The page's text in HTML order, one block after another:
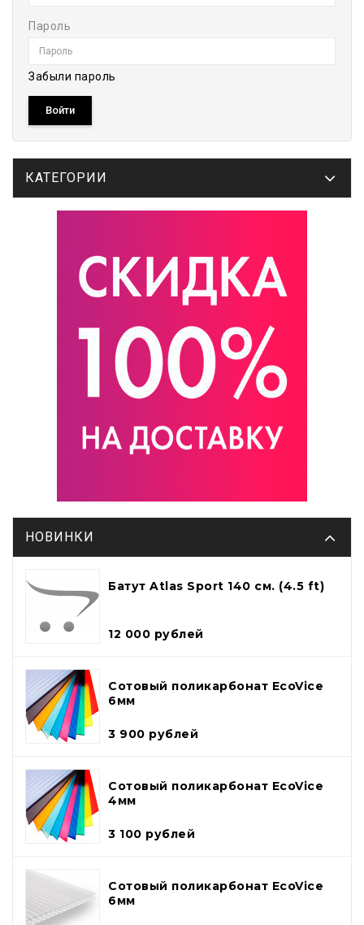
Пароль
Забыли пароль
КАТЕГОРИИ
НОВИНКИ
Батут Atlas Sport 140 см. (4.5 ft)
12 000 рублей
Сотовый поликарбонат EcoVice
6мм
3 900 рублей
Сотовый поликарбонат EcoVice
4мм
3 100 рублей
Сотовый поликарбонат EcoVice
6мм